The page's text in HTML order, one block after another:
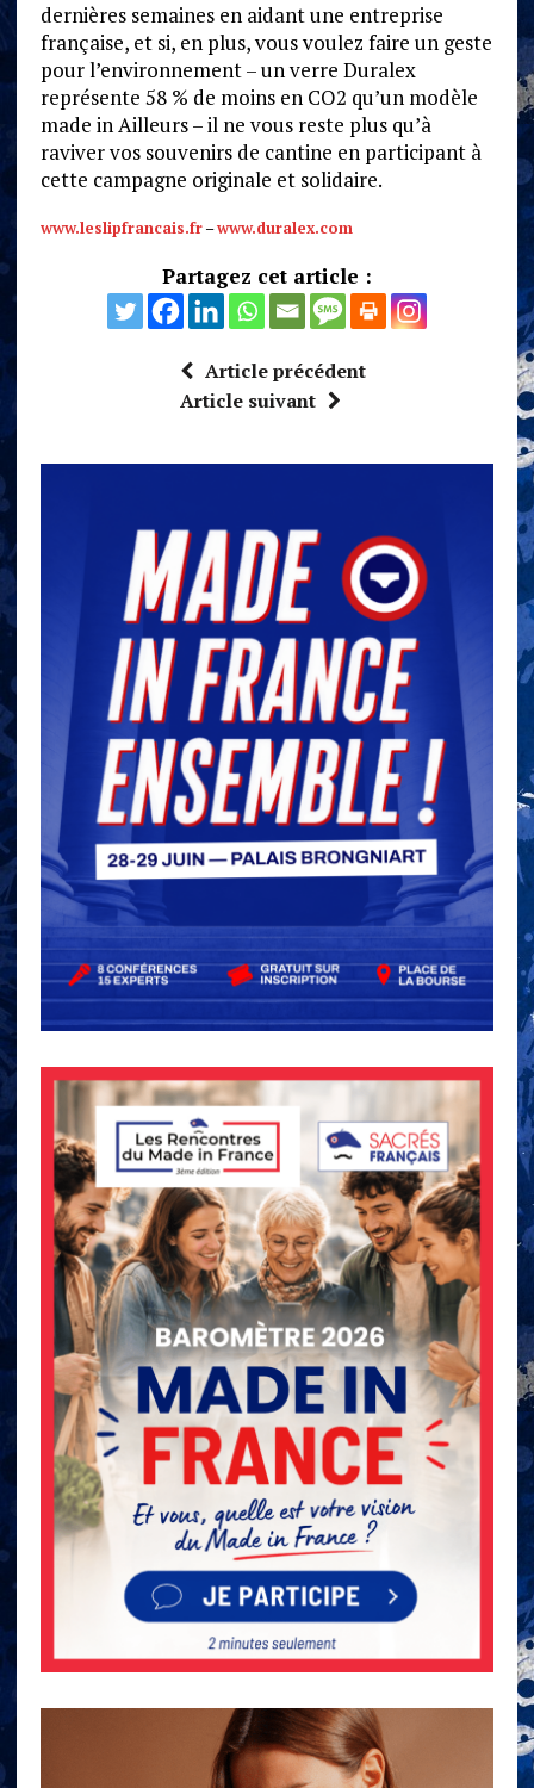
dernières semaines en aidant une entreprise
française, et si, en plus, vous voulez faire un geste
pour l’environnement – un verre Duralex
représente 58 % de moins en CO2 qu’un modèle
made in Ailleurs – il ne vous reste plus qu’à
raviver vos souvenirs de cantine en participant à
cette campagne originale et solidaire.
www.leslipfrancais.fr–www.duralex.com
Partagez cet article :
Article précédent
Article suivant